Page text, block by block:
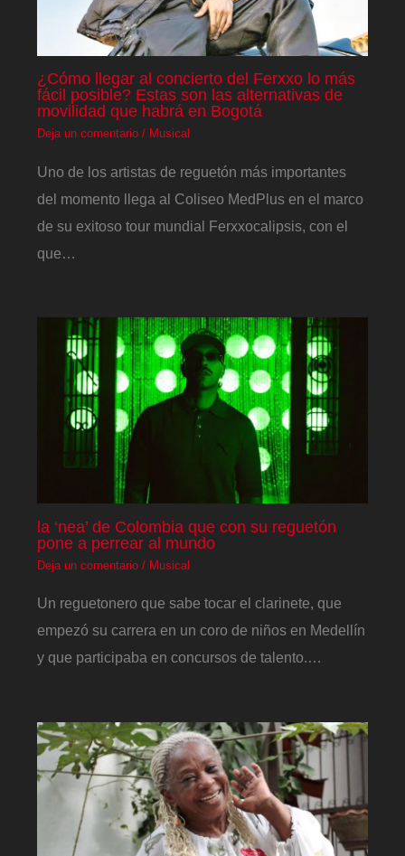
¿Cómo llegar al concierto del Ferxxo lo más
fácil posible? Estas son las alternativas de
movilidad que habrá en Bogotá
Deja un comentario / Musical
Uno de los artistas de reguetón más importantes
del momento llega al Coliseo MedPlus en el marco
de su exitoso tour mundial Ferxxocalipsis, con el
que…
la ‘nea’ de Colombia que con su reguetón
pone a perrear al mundo
Deja un comentario / Musical
Un reguetonero que sabe tocar el clarinete, que
empezó su carrera en un coro de niños en Medellín
y que participaba en concursos de talento.…